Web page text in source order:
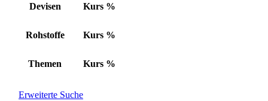
Devisen Kurs %
Rohstoffe Kurs %
Themen Kurs %
Erweiterte Suche